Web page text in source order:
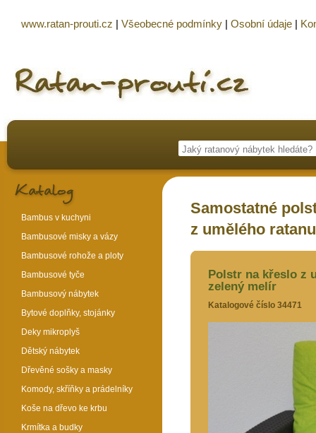
Samostatné
z umělého
Polstr na křeslo z
zelený melír
Katalogové číslo 34471
Bambus v kuchyni
Bambusové misky a vázy
Bambusové rohože a ploty
Bambusové tyče
Bambusový nábytek
Bytové doplňky, stojánky
Deky mikroplyš
Dětský nábytek
Dřevěné sošky a masky
Komody, skříňky a prádelníky
Koše na dřevo ke krbu
Krmítka a budky
www.ratan-prouti.cz | Všeobecné podmínky | Osobní údaje |